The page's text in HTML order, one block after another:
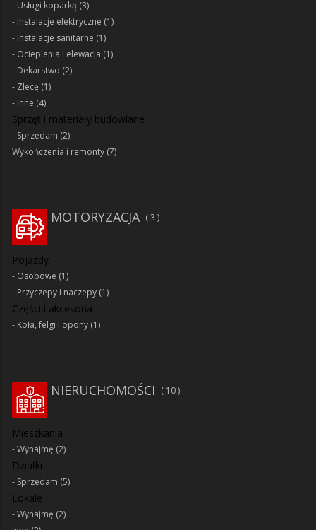
Usługi koparką (3)
Instalacje elektryczne (1)
Instalacje sanitarne (1)
Ocieplenia i elewacja (1)
Dekarstwo (2)
Zlecę (1)
Inne (4)
Sprzęt i materiały budowlane
Sprzedam (2)
Wykończenia i remonty (7)
MOTORYZACJA 3
Pojazdy
Osobowe (1)
Przyczepy i naczepy (1)
Części i akcesoria
Koła, felgi i opony (1)
NIERUCHOMOŚCI 10
Mieszkania
Wynajmę (2)
Działki
Sprzedam (5)
Lokale
Wynajmę (2)